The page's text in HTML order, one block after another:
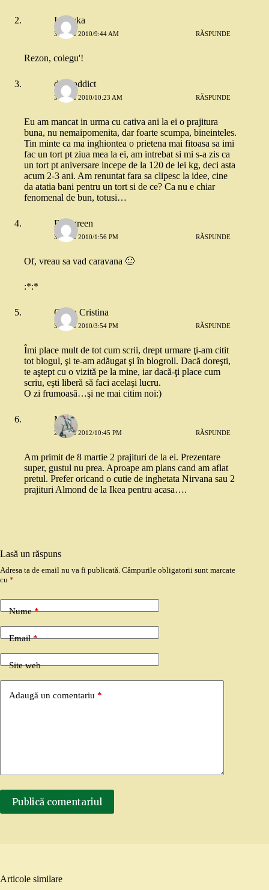
Ionouka
31 MAI 2010/9:44 AM RĂSPUNDE
Rezon, colegu'!
dressaddict
31 MAI 2010/10:23 AM RĂSPUNDE
Eu am mancat in urma cu cativa ani la ei o prajitura
buna, nu nemaipomenita, dar foarte scumpa, bineinteles.
Tin minte ca ma inghiontea o prietena mai fitoasa sa imi
fac un tort pt ziua mea la ei, am intrebat si mi s-a zis ca
un tort pt aniversare incepe de la 120 de lei kg, deci asta
acum 2-3 ani. Am renuntat fara sa clipesc la idee, cine
da atatia bani pentru un tort si de ce? Ca nu e chiar
fenomenal de bun, totusi…
Evergreen
31 MAI 2010/1:56 PM RĂSPUNDE
Of, vreau sa vad caravana 🙂
:*:*
Cioba Cristina
31 MAI 2010/3:54 PM RĂSPUNDE
Îmi place mult de tot cum scrii, drept urmare ţi-am citit
tot blogul, şi te-am adăugat şi în blogroll. Dacă doreşti,
te aştept cu o vizită pe la mine, iar dacă-ţi place cum
scriu, eşti liberă să faci acelaşi lucru.
O zi frumoasă…şi ne mai citim noi:)
Me
23 MAI 2012/10:45 PM RĂSPUNDE
Am primit de 8 martie 2 prajituri de la ei. Prezentare
super, gustul nu prea. Aproape am plans cand am aflat
pretul. Prefer oricand o cutie de inghetata Nirvana sau 2
prajituri Almond de la Ikea pentru acasa….
Lasă un răspuns
Adresa ta de email nu va fi publicată. Câmpurile obligatorii sunt marcate
cu *
Nume*
Email*
Site web
Adaugă un comentariu *
Publică comentariul
Articole similare